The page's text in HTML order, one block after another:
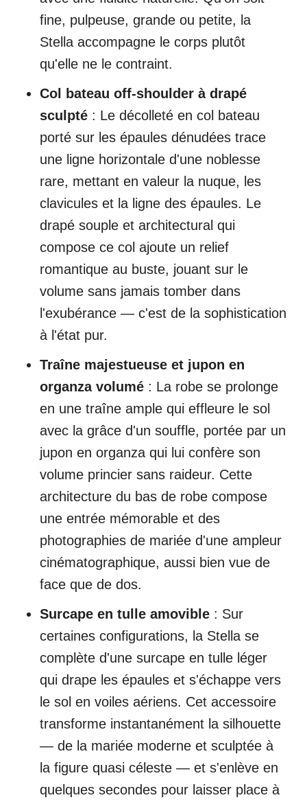
fine, pulpeuse, grande ou petite, la
Stella accompagne le corps plutôt
qu'elle ne le contraint.
Col bateau off-shoulder à drapé
sculpté : Le décolleté en col bateau
porté sur les épaules dénudées trace
une ligne horizontale d'une noblesse
rare, mettant en valeur la nuque, les
clavicules et la ligne des épaules. Le
drapé souple et architectural qui
compose ce col ajoute un relief
romantique au buste, jouant sur le
volume sans jamais tomber dans
l'exubérance — c'est de la sophistication
à l'état pur.
Traîne majestueuse et jupon en
organza volumé : La robe se prolonge
en une traîne ample qui effleure le sol
avec la grâce d'un souffle, portée par un
jupon en organza qui lui confère son
volume princier sans raideur. Cette
architecture du bas de robe compose
une entrée mémorable et des
photographies de mariée d'une ampleur
cinématographique, aussi bien vue de
face que de dos.
Surcape en tulle amovible : Sur
certaines configurations, la Stella se
complète d'une surcape en tulle léger
qui drape les épaules et s'échappe vers
le sol en voiles aériens. Cet accessoire
transforme instantanément la silhouette
— de la mariée moderne et sculptée à
la figure quasi céleste — et s'enlève en
quelques secondes pour laisser place à